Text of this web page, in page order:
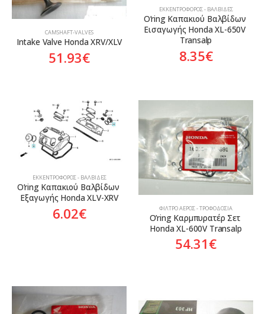
CAMSHAFT-VALVES
Intake Valve Honda XRV/XLV
51.93€
ΕΚΚΕΝΤΡΟΦΌΡΟΣ - ΒΑΛΒΊΔΕΣ
O’ring Καπακιού Βαλβίδων
Εισαγωγής Honda XL-650V
Transalp
8.35€
ΕΚΚΕΝΤΡΟΦΌΡΟΣ - ΒΑΛΒΊΔΕΣ
O’ring Καπακιού Βαλβίδων
Εξαγωγής Honda XLV-XRV
6.02€ ΦΊΛΤΡΟ ΑΈΡΟΣ - ΤΡΟΦΟΔΟΣΊΑ
O’ring Καρμπυρατέρ Σετ
Honda XL-600V Transalp
54.31€